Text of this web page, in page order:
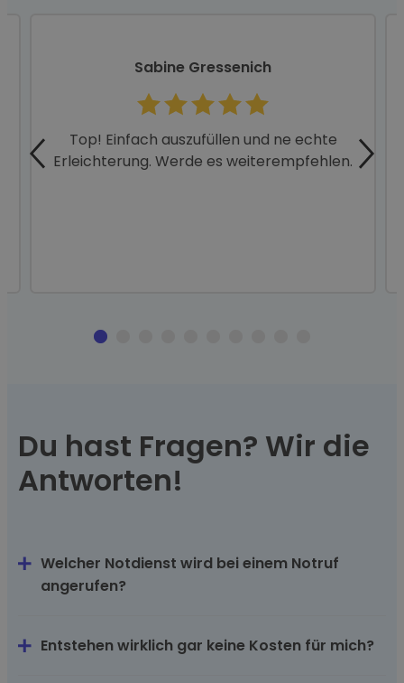
Sabine Gressenich
Top! Einfach auszufüllen und ne echte
Erleichterung. Werde es weiterempfehlen.
Du hast Fragen? Wir die
Antworten!
Welcher Notdienst wird bei einem Notruf
angerufen?
Entstehen wirklich gar keine Kosten für mich?